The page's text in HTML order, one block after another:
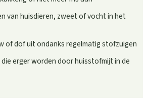
van huisdieren, zweet of vocht in het
of dof uit ondanks regelmatig stofzuigen
erger worden door huisstofmijt in de